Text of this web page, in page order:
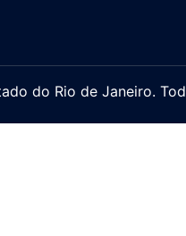
do Rio de Janeiro.